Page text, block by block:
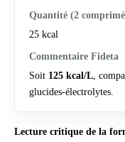
25 kcal
Soit 125 kcal/L ,
glucides-électrolytes.
Lecture critique de la